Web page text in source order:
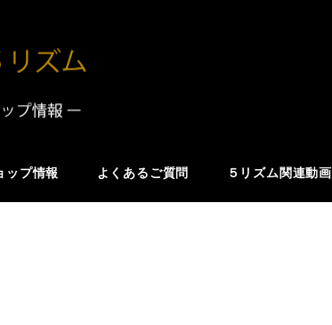
ップ情報 よくあるご質問 ５リズム関連動画